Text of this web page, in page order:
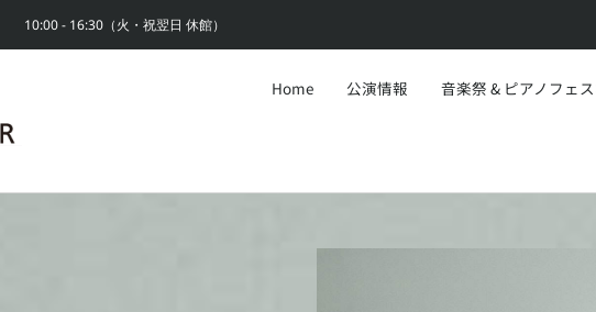
10:00 - 16:30（火・祝翌日 休館）
Home 公演情報 音楽祭 & ピアノフェ